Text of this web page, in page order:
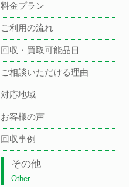
料金プラン
ご利用の流れ
回収・買取可能品目
ご相談いただける理由
対応地域
お客様の声
回収事例
その他
Other